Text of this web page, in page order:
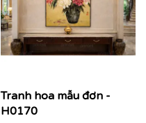
Tranh hoa mẫu đơn -
H0170